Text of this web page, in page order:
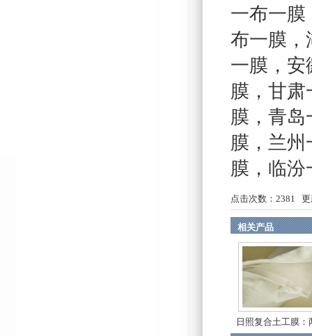
一布一膜
布一膜 ，
一膜 ， 安
膜 ， 甘肃
膜 ， 青岛
膜 ， 兰州
膜 ， 临汾
点击次数： 2381 更
相关产品
日照复合土工膜：